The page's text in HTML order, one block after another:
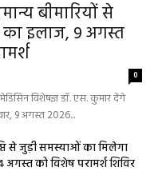
बीमारियों से
इलाज, 9 अगस्त
0
विशेषज्ञ डॉ. एस. कुमार देंगे
9 अगस्त 2026...
से जुड़ी समस्याओं का मिलेगा
को विशेष परामर्श शिविर